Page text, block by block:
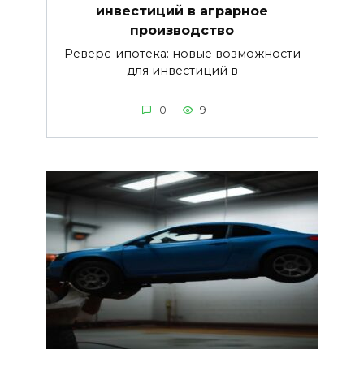
инвестиций в аграрное
производство
Реверс-ипотека: новые возможности
для инвестиций в
0 9